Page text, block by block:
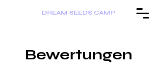
DREAM SEEDS CAMP
Bewertungen